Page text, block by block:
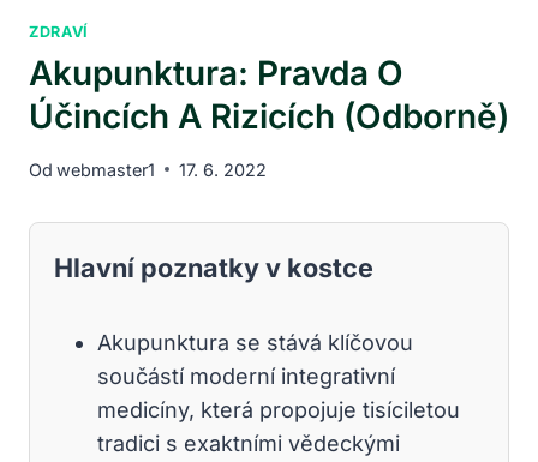
ZDRAVÍ
Akupunktura: Pravda O
Účincích A Rizicích (Odborně)
Od webmaster1 17. 6. 2022
Hlavní poznatky v kostce
Akupunktura se stává klíčovou
součástí moderní integrativní
medicíny, která propojuje tisíciletou
tradici s exaktními vědeckými